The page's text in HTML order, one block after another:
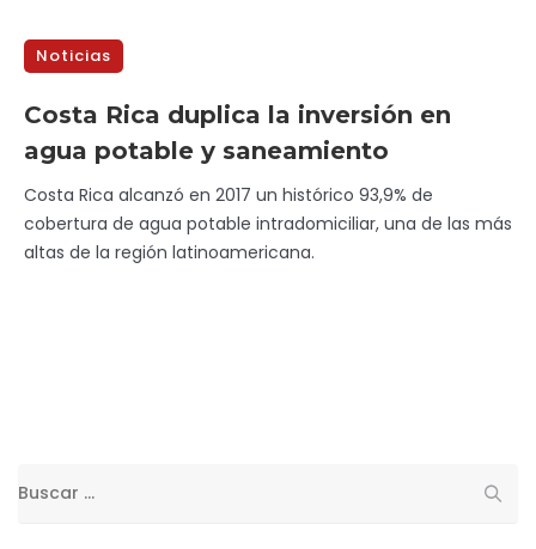
Noticias
Costa Rica duplica la inversión en
agua potable y saneamiento
Costa Rica alcanzó en 2017 un histórico 93,9% de
cobertura de agua potable intradomiciliar, una de las más
altas de la región latinoamericana.